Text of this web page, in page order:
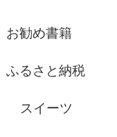
お勧め書籍
ふるさと納税
スイーツ